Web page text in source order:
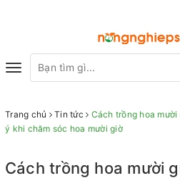
Toggle
Trang chủ Tin tức
Cách trồng hoa
ý khi chăm sóc hoa mười giờ
Cách trồng hoa mười